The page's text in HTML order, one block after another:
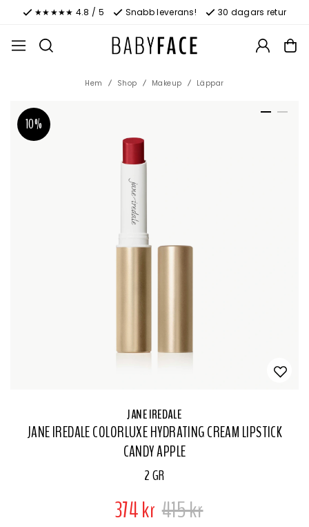
★★★★★ 4.8 / 5 Snabb leverans! 30 dagars retur
Hem Shop Makeup Läppar
10%
JANE IREDALE
JANE IREDALE COLORLUXE HYDRATING CREAM LIPSTICK
CANDY APPLE
2 GR
374 kr 415 kr